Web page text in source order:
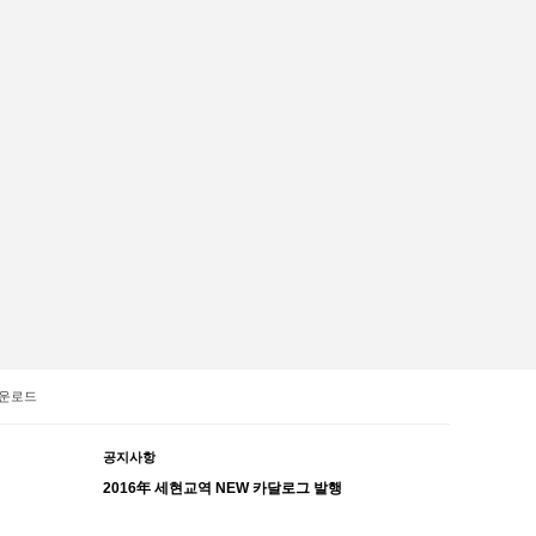
로드
공지사항
2016年 세현교역 NEW 카달로그 발행